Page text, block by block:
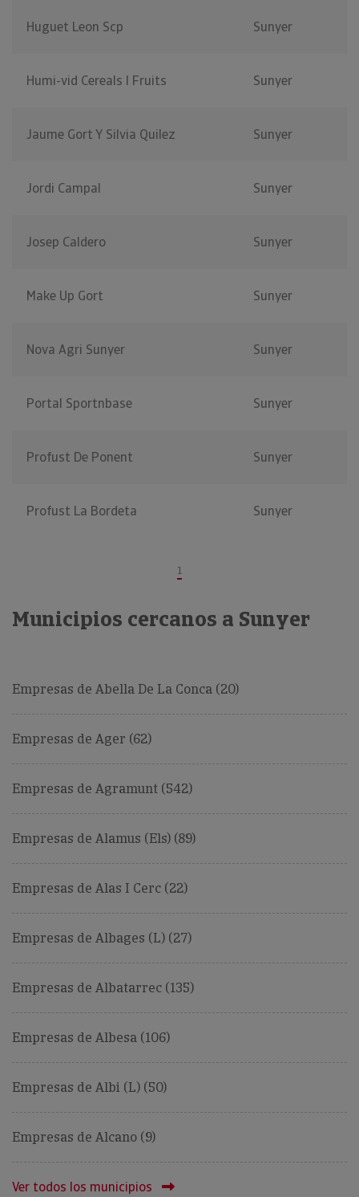
Huguet Leon Scp Sunyer
Humi-vid Cereals I Fruits Sunyer
Jaume Gort Y Silvia Quilez Sunyer
Jordi Campal Sunyer
Josep Caldero Sunyer
Make Up Gort Sunyer
Nova Agri Sunyer Sunyer
Portal Sportnbase Sunyer
Profust De Ponent Sunyer
Profust La Bordeta Sunyer
1
Municipios cercanos a Sunyer
Empresas de Abella De La Conca (20)
Empresas de Ager (62)
Empresas de Agramunt (542)
Empresas de Alamus (Els) (89)
Empresas de Alas I Cerc (22)
Empresas de Albages (L) (27)
Empresas de Albatarrec (135)
Empresas de Albesa (106)
Empresas de Albi (L) (50)
Empresas de Alcano (9)
Ver todos los municipios